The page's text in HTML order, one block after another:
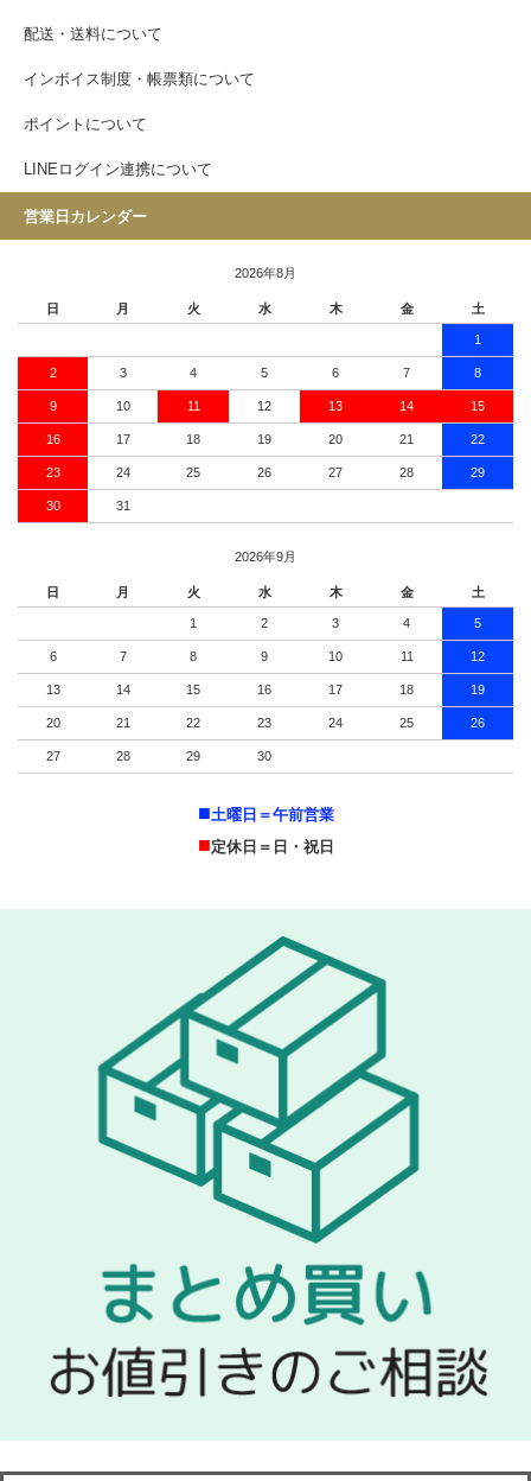
配送・送料について
インボイス制度・帳票類について
ポイントについて
LINEログイン連携について
営業日カレンダー
2026年8月
日 月 火 水 木 金 土
1
2 3 4 5 6 7 8
9 10 11 12 13 14 15
16 17 18 19 20 21 22
23 24 25 26 27 28 29
30 31
2026年9月
日 月 火 水 木 金 土
1 2 3 4 5
6 7 8 9 10 11 12
13 14 15 16 17 18 19
20 21 22 23 24 25 26
27 28 29 30
■土曜日＝午前営業
■定休日＝日・祝日